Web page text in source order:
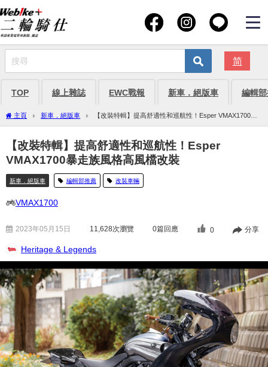
简
TOP 線上雜誌 EWC戰報 新車．絕版車 編輯
主頁 新車．絕版車
【改裝特輯】提高舒適性和巡航性！Esper VMAX1700暴
走族風格高風檔改裝
【改裝特輯】提高舒適性和巡航性！Esper
VMAX1700暴走族風格高風檔改裝
新車．絕版車 編輯部推薦 改裝車輛
VMAX1700
2023年05月15日 11,628次瀏覽 0篇回應 0 分享
Heritage & Legends